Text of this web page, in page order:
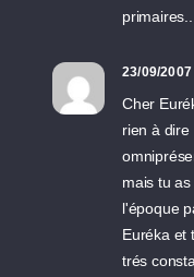
primaires..
23/09/
Cher
rien à
mais tu
l'époque
Euréka et
trés